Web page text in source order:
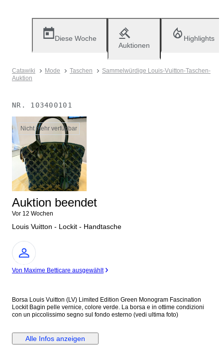
Diese Woche
Auktionen
Highlights
Catawiki Mode Taschen
Sammelwürdige Louis-Vuitton-Taschen-
Auktion
NR. 103400101
Nicht mehr verfügbar
Auktion beendet
Vor 12 Wochen
Louis Vuitton - Lockit - Handtasche
Experte
Von Maxime Betticare ausgewählt
Borsa Louis Vuitton (LV) Limited Edition Green Monogram Fascination
Lockit Bagin pelle vernice, colore verde. La borsa e in ottime condizioni
con un piccolissimo segno sul fondo esterno (vedi ultima foto)
Alle Infos anzeigen